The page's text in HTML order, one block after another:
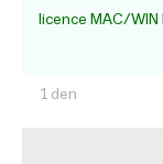
licence MAC/WIN
1 den